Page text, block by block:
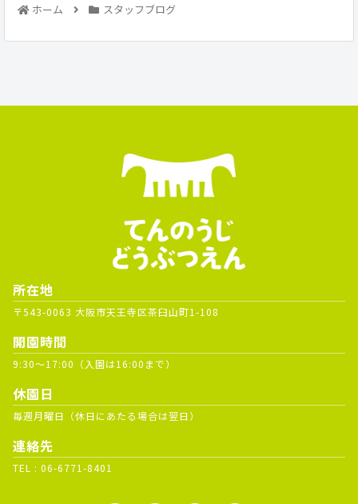
ホーム スタッフブログ
所在地
〒543-0063 大阪市天王寺区茶臼山町1-108
開園時間
9:30～17:00（入園は16:00まで）
休園日
毎週月曜日（休日にあたる場合は翌日）
連絡先
TEL : 06-6771-8401